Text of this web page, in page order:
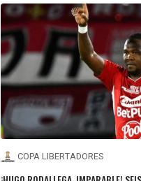
COPA LIBERTADORES